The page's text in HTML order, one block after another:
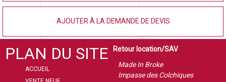
AJOUTER À LA DEMANDE DE DEVIS
PLAN DU SITE
ACCUEIL
Retour location/SAV
Made In Broke
Impasse des Colchiques